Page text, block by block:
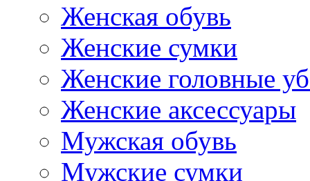
Женская обувь
Женские сумки
Женские головные
Женские аксессуары
Мужская обувь
Мужские сумки